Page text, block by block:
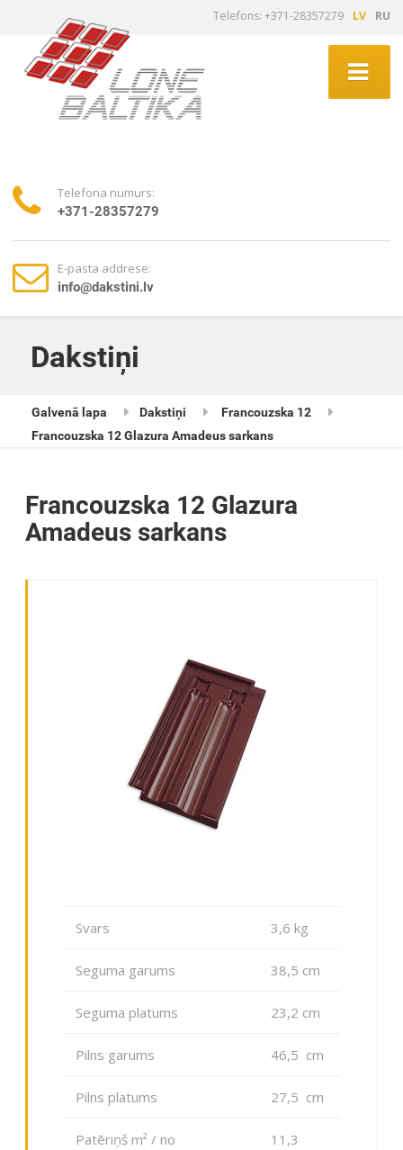
Telefons: +371-28357279 LV RU
Telefona numurs:
+371-28357279
E-pasta addrese:
info@dakstini.lv
Dakstiņi
Galvenā lapa Dakstiņi
Francouzska 12
Francouzska 12 Glazura Amadeus sarkans
Francouzska 12 Glazura
Amadeus sarkans
Svars 3,6 kg
Seguma garums 38,5 cm
Seguma platums 23,2 cm
Pilns garums 46,5 cm
Pilns platums 27,5 cm
Patēriņš m² / no 11,3